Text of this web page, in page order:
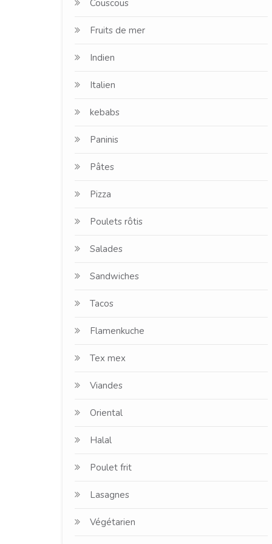
Couscous
Fruits de mer
Indien
Italien
kebabs
Paninis
Pâtes
Pizza
Poulets rôtis
Salades
Sandwiches
Tacos
Flamenkuche
Tex mex
Viandes
Oriental
Halal
Poulet frit
Lasagnes
Végétarien